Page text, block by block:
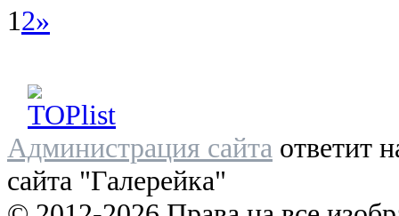
12»
Администрация сайта ответит
сайта "Галерейка"